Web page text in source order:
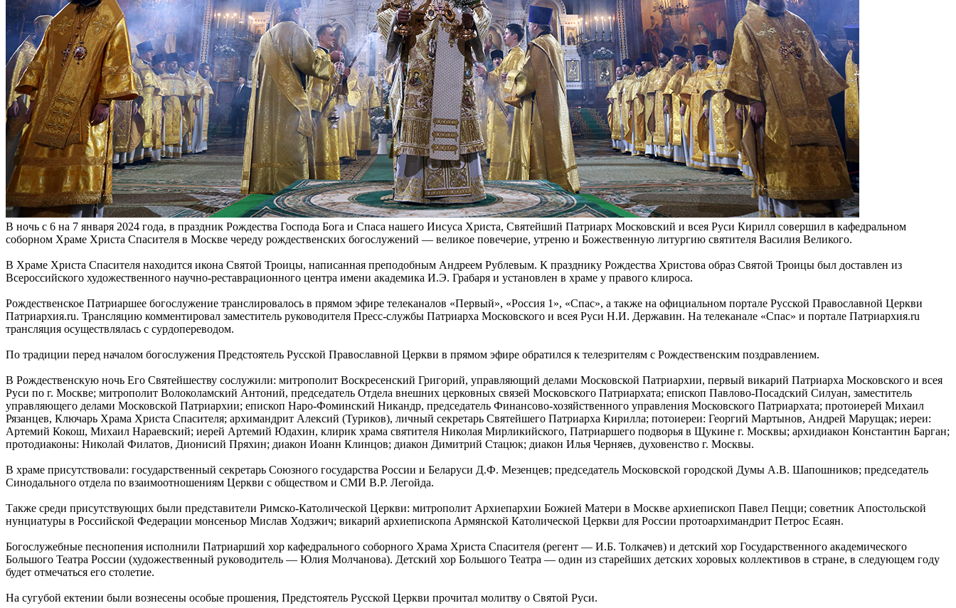
В ночь с 6 на 7 января 2024 года, в праздник Рождества Господа Бога и Спаса нашего Иисуса Христа, Святейший Патриарх Московский и всея Руси Кирилл совершил в кафедральном
соборном Храме Христа Спасителя в Москве череду рождественских богослужений ― великое повечерие, утреню и Божественную литургию святителя Василия Великого.
В Храме Христа Спасителя находится икона Святой Троицы, написанная преподобным Андреем Рублевым. К празднику Рождества Христова образ Святой Троицы был доставлен из
Всероссийского художественного научно-реставрационного центра имени академика И.Э. Грабаря и установлен в храме у правого клироса.
Рождественское Патриаршее богослужение транслировалось в прямом эфире телеканалов «Первый», «Россия 1», «Спас», а также на официальном портале Русской Православной Церкви
Патриархия.ru. Трансляцию комментировал заместитель руководителя Пресс-службы Патриарха Московского и всея Руси Н.И. Державин. На телеканале «Спас» и портале Патриархия.ru
трансляция осуществлялась с сурдопереводом.
По традиции перед началом богослужения Предстоятель Русской Православной Церкви в прямом эфире обратился к телезрителям с Рождественским поздравлением.
В Рождественскую ночь Его Святейшеству сослужили: митрополит Воскресенский Григорий, управляющий делами Московской Патриархии, первый викарий Патриарха Московского и всея
Руси по г. Москве; митрополит Волоколамский Антоний, председатель Отдела внешних церковных связей Московского Патриархата; епископ Павлово-Посадский Силуан, заместитель
управляющего делами Московской Патриархии; епископ Наро-Фоминский Никандр, председатель Финансово-хозяйственного управления Московского Патриархата; протоиерей Михаил
Рязанцев, Ключарь Храма Христа Спасителя; архимандрит Алексий (Туриков), личный секретарь Святейшего Патриарха Кирилла; потоиереи: Георгий Мартынов, Андрей Марущак; иереи:
Артемий Кокош, Михаил Нараевский; иерей Артемий Юдахин, клирик храма святителя Николая Мирликийского, Патриаршего подворья в Щукине г. Москвы; архидиакон Константин Барган;
протодиаконы: Николай Филатов, Дионисий Пряхин; диакон Иоанн Клинцов; диакон Димитрий Стацюк; диакон Илья Черняев, духовенство г. Москвы.
В храме присутствовали: государственный секретарь Союзного государства России и Беларуси Д.Ф. Мезенцев; председатель Московской городской Думы А.В. Шапошников; председатель
Синодального отдела по взаимоотношениям Церкви с обществом и СМИ В.Р. Легойда.
Также среди присутствующих были представители Римско-Католической Церкви: митрополит Архиепархии Божией Матери в Москве архиепископ Павел Пецци; советник Апостольской
нунциатуры в Российской Федерации монсеньор Мислав Ходзжич; викарий архиепископа Армянской Католической Церкви для России протоархимандрит Петрос Есаян.
Богослужебные песнопения исполнили Патриарший хор кафедрального соборного Храма Христа Спасителя (регент — И.Б. Толкачев) и детский хор Государственного академического
Большого Театра России (художественный руководитель — Юлия Молчанова). Детский хор Большого Театра — один из старейших детских хоровых коллективов в стране, в следующем году
будет отмечаться его столетие.
На сугубой ектении были вознесены особые прошения, Предстоятель Русской Церкви прочитал молитву о Святой Руси.